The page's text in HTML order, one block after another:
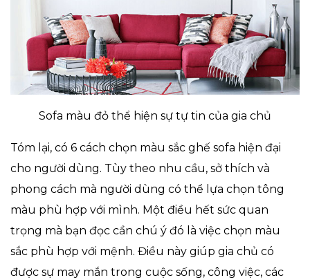
Sofa màu đỏ thể hiện sự tự tin của gia chủ
Tóm lại, có 6 cách chọn màu sắc ghế sofa hiện đại
cho người dùng. Tùy theo nhu cầu, sở thích và
phong cách mà người dùng có thể lựa chọn tông
màu phù hợp với mình. Một điều hết sức quan
trọng mà bạn đọc cần chú ý đó là việc chọn màu
sắc phù hợp với mệnh. Điều này giúp gia chủ có
được sự may mắn trong cuộc sống, công việc, các